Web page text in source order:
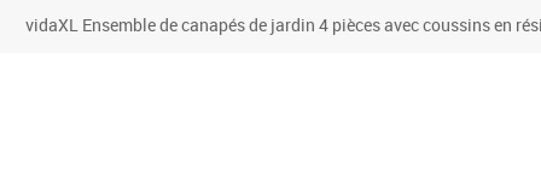
vidaXL Ensemble de canapés de jardin 4 pièces avec coussins en